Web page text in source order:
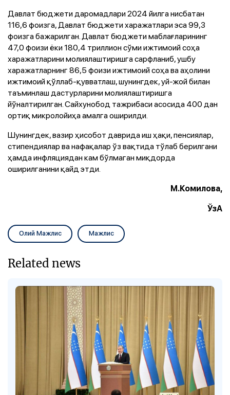
Давлат бюджети даромадлари 2024 йилга нисбатан
116,6 фоизга, Давлат бюджети харажатлари эса 99,3
фоизга бажарилган. Давлат бюджети маблағларининг
47,0 фоизи ёки 180,4 триллион сўми ижтимоий соҳа
харажатларини молиялаштиришга сарфланиб, ушбу
харажатларнинг 86,5 фоизи ижтимоий соҳа ва аҳолини
ижтимоий қўллаб-қувватлаш, шунингдек, уй-жой билан
таъминлаш дастурларини молиялаштиришга
йўналтирилган. Сайхунобод тажрибаси асосида 400 дан
ортиқ микролойиҳа амалга оширилди.
Шунингдек, вазир ҳисобот даврида иш ҳақи, пенсиялар,
стипендиялар ва нафақалар ўз вақтида тўлаб берилгани
ҳамда инфляциядан кам бўлмаган миқдорда
оширилганини қайд этди.
М.Комилова,
ЎзА
Олий Мажлис Мажлис
Related news